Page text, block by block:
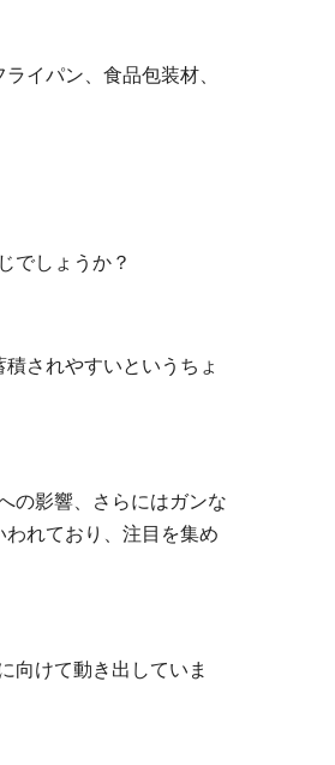
イパン、食品包装材、
でしょうか？
されやすいというちょ
の影響、さらにはガンな
れており、注目を集め
向けて動き出していま